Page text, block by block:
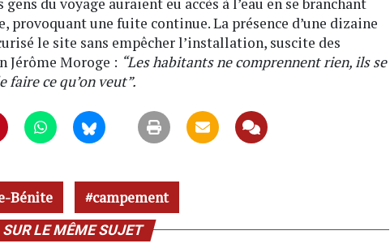
provoquant une fuite continue. La présence d’une dizaine
le site sans empêcher l’installation, suscite des
Jérôme Moroge : “Les habitants ne comprennent rien, ils se
ce qu’on veut”.
Bénite campement
SUR LE MÊME SUJET